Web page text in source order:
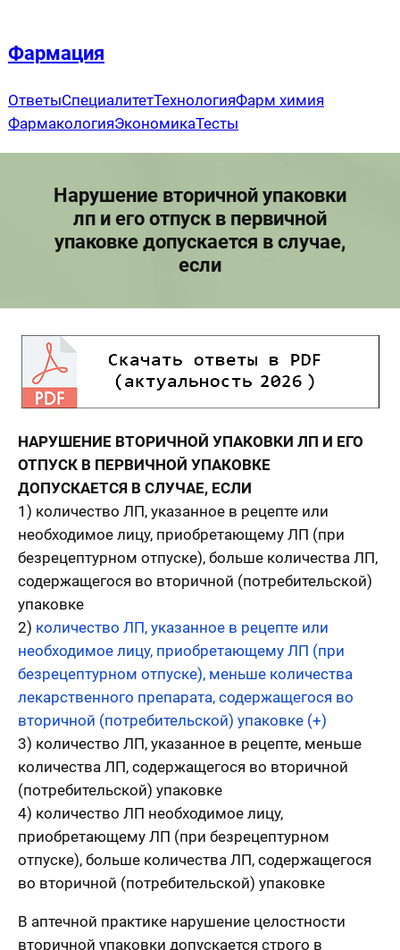
содержимому
Фармация
ОтветыСпециалитетТехнологияФарм химия
ФармакологияЭкономикаТесты
Нарушение вторичной упаковки
лп и его отпуск в первичной
упаковке допускается в случае,
если
НАРУШЕНИЕ ВТОРИЧНОЙ УПАКОВКИ ЛП И ЕГО
ОТПУСК В ПЕРВИЧНОЙ УПАКОВКЕ
ДОПУСКАЕТСЯ В СЛУЧАЕ, ЕСЛИ
1) количество ЛП, указанное в рецепте или
необходимое лицу, приобретающему ЛП (при
безрецептурном отпуске), больше количества ЛП,
содержащегося во вторичной (потребительской)
упаковке
2) количество ЛП, указанное в рецепте или
необходимое лицу, приобретающему ЛП (при
безрецептурном отпуске), меньше количества
лекарственного препарата, содержащегося во
вторичной (потребительской) упаковке (+)
3) количество ЛП, указанное в рецепте, меньше
количества ЛП, содержащегося во вторичной
(потребительской) упаковке
4) количество ЛП необходимое лицу,
приобретающему ЛП (при безрецептурном
отпуске), больше количества ЛП, содержащегося
во вторичной (потребительской) упаковке
В аптечной практике нарушение целостности
вторичной упаковки допускается строго в